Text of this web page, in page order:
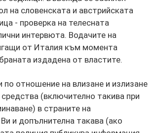
на словенската и австрийската
- проверка на телесната
интервюта. Водачите на
от Италия към момента
издадена от властите.
по отношение на влизане и излизане
(включително такива при
в страните на
и допълнителна такава (ако